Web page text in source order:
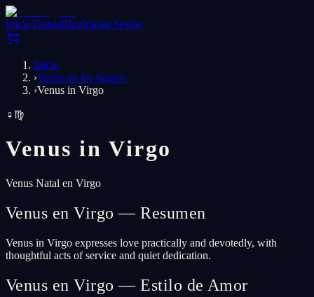
InicioTiendaBlogIniciar Sesión
Inicio
›Venus en los Signos
›Venus in Virgo
♀ ♍
Venus inVirgo
Venus Natal en Virgo
Venus en Virgo — Resumen
Venus in Virgo expresses love practically and devotedly, with
thoughtful acts of service and quiet dedication.
Venus en Virgo — Estilo de Amor